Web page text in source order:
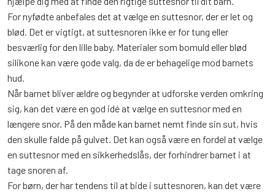
For nyfødte anbefales det at vælge en suttesnor, der er let og
blød. Det er vigtigt, at suttesnoren ikke er for tung eller
besværlig for den lille baby. Materialer som bomuld eller blød
silikone kan være gode valg, da de er behagelige mod barnets
hud.
Når barnet bliver ældre og begynder at udforske verden omkring
sig, kan det være en god idé at vælge en suttesnor med en
længere snor. På den måde kan barnet nemt finde sin sut, hvis
den skulle falde på gulvet. Det kan også være en fordel at vælge
en suttesnor med en sikkerhedslås, der forhindrer barnet i at
tage snoren af.
For børn, der har tendens til at bide i suttesnoren, kan det være